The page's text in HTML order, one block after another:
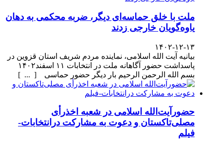
ملت با خلق حماسه‌ای دیگر، ضربه محکمی به دهان
یاوه‌گویان خارجی زدند
۱۴۰۲-۱۲-۱۳
بیانیه آیت الله اسلامی، نماینده مردم شریف استان قزوین در
پاسداشت حضور آگاهانه ملت در انتخابات ۱۱ اسفند۱۴۰۲
بسم الله الرحمن الرحیم بار دیگر حضور حماسی [ ... ]
حضورآیت‌الله اسلامی در شعبه اخذرأی
مصلی‌تاکستان و دعوت به مشارکت درانتخابات-
فیلم